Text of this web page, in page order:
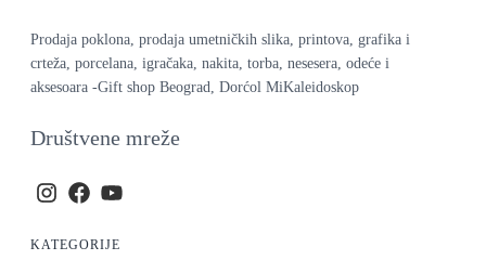
Prodaja poklona, prodaja umetničkih slika, printova, grafika i
crteža, porcelana, igračaka, nakita, torba, nesesera, odeće i
aksesoara -Gift shop Beograd, Dorćol MiKaleidoskop
Društvene mreže
KATEGORIJE